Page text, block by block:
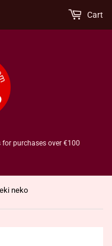
purchases over €100
Cart
neko